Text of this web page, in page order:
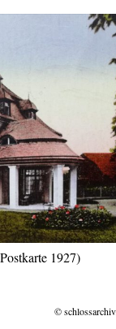
1927)
©